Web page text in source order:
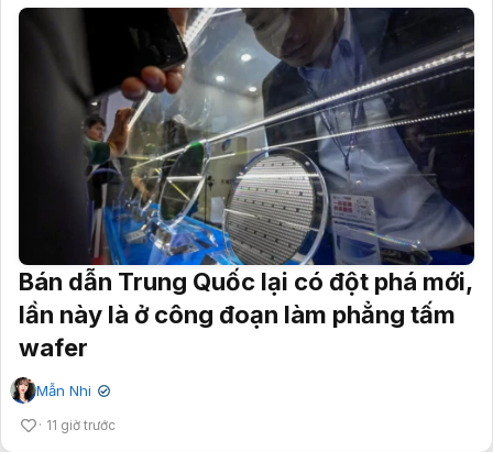
Bán dẫn Trung Quốc lại có đột phá mới,
lần này là ở công đoạn làm phẳng tấm
wafer
Mẫn Nhi ✔
11 giờ trước